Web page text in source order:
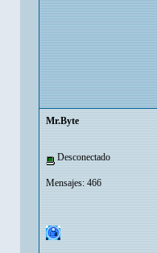
Mr.Byte
Desconectado
Mensajes: 466